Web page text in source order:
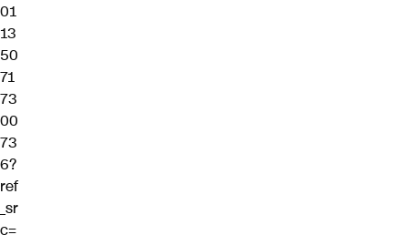
01
13
50
71
73
00
73
6?
ref
_sr
c=